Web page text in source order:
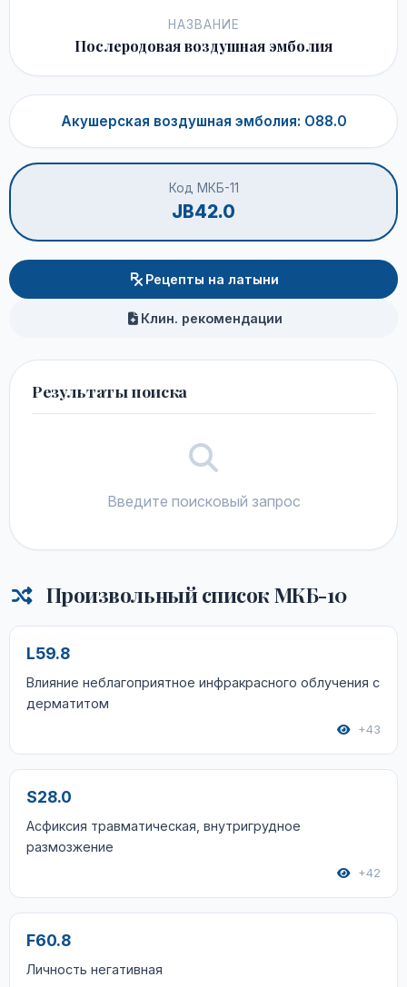
НАЗВАНИЕ
Послеродовая воздушная эмболия
Акушерская воздушная эмболия: O88.0
Код МКБ-11
JB42.0
Рецепты на латыни
Клин. рекомендации
Результаты поиска
Введите поисковый запрос
Произвольный список МКБ-10
L59.8
Влияние неблагоприятное инфракрасного облучения с
дерматитом
+43
S28.0
Асфиксия травматическая, внутригрудное
размозжение
+42
F60.8
Личность негативная